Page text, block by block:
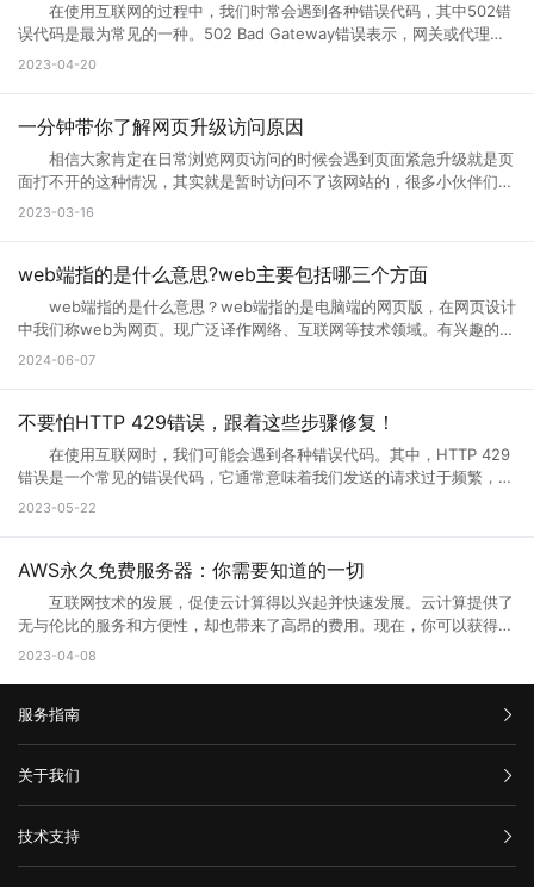
者们会通过升级访问提升网页的流畅度，让大家后续访问过程中更加顺
畅。这样上网就不会太卡了。 页面访问界面升级通知怎么设置出现页
面访问升级通知中，可以首先打开这个永久访问页面，然后点击升级按
钮，点击升级以后，网络就会自动的升级的，如果手机不会自动升级的
次，通过以上方式就可以打开需要访问的页面。 页面访问升级出
错? 有几个情况会导致这个现象出现： 1.你的网速过慢，网页代
码没有完全下载就运行了，导致不完整，当然就错误了。请刷新。 2.
器。 4.你的IE浏览器缓存出错，请右键点击桌面IE浏览器，选择属
性，在常规页面里，点击删除文件这个按钮，选择全部删除，并且点击删
分代码没有完全下载就提示浏览器完毕，导致错误。 你可以多刷新，或
者换一个网速比较好的时候访问(前提是这个网站是个大网站，不会出现
问题2) 6.qq空间目前在升级5.0版本，会出现一点小问题..请不用担
网站问题，也有可能只是网站正在升级，升级也是为了更好的保证用户访
问以及使用体验。当然也是为了安全性能，服务器软件功能会随着版本的
更新而提升。当现有的网站功能不能满足访问需求的时候也会及时升级提
在使用互联网的过程中，我们时常会遇到各种错误代码，其中502错
误代码是最为常见的一种。502 Bad Gateway错误表示，网关或代理服
务无法将请求发送到上游服务器。那么，错误代码502是什么意思?错误
到的响应无效或不完整。通常，这种情况发生在文件太大或处理速度太慢
被发送到它的代理服务器。如果代理服务器在尝试访问网站时无法从上游
服务器获取完整的响应，则会生成502错误代码。 502错误代码通常
是由代理服务器、网关或负载均衡器等设备导致的，而不是由您的计算机
或网络连接引起的。这意味着您只能为自己的网络连接做些有限的调整，
游服务器返回的响应无效或不完整 当请求通过代理服务器到达上游服
务器时，服务器有时会出现响应故障。这可能是因为服务器正在忙于处理
请求，或者因为出现其他问题造成了响应不完整。如果代理服务器无法从
未正确配置，则会导致出现502错误。如果代理服务器或网关未得到正确
配置，将无法正常地从上游服务器获取响应。 3、网络连接问题
果您的互联网连接出现问题或受到网络中断的干扰，则可能导致您的请求
无法成功连接到代理服务器或网关，这会导致错误代码502的出现。
三、如何解决错误代码502 1、刷新页面 首先尝试刷新网页。因
您的网络连接是否正常。您可以尝试与其他网站进行通信，以确定问题是
否出现在本地网络连接中。如果您的其他网站可以工作，但一个特定的网
站不起作用，那么很可能是这个网站出现了502错误。 3、清除浏览
使用其他网络连接 尝试切换到其他网络连接，例如在使用Wi-Fi时尝
试使用移动数据。通过使用其他网络连接，您可以确定是否存在网络连接
需要联系网站管理员寻求帮助。他们可以告诉您更多关于错误代码502的
信息，并提供解决方法。 在互联网时代，我们经常会遇到502错误代
码。这意味着请求未能正确连接到上游服务器，通常是由代理服务器、网
关或网络连接问题引起的。为了解决这个问题，我们可以尝试刷新网页、
检查网络连接、清除浏览器缓存、暂时使用其他网络连接或联系网站管理
2023-04-20
一分钟带你了解网页升级访问原因
相信大家肯定在日常浏览网页访问的时候会遇到页面紧急升级就是页
面打不开的这种情况，其实就是暂时访问不了该网站的，很多小伙伴们搞
不清楚网页升级访问是什么意思，也不知道网页升级访问原因?其实这种
小编一起来详细了解下吧! 网页升级访问是什么意思? 所谓的网页
问等操作，一般来说互联网的网页使用过程中会出现各种问题的，网页建
设者们会通过升级访问提升网页的流畅度，让大家后续访问过程中更加顺
畅。 网页升级访问升级原因 1、 每个网站的站长都是希望把自己
的网站做大做强的，当网站的流量高了以后网站的后台服务器可能无法接
问网站。 2、 网站营运一段时间后，由于网络技术的发展以及网络服
务器环境的改变，原网页可能出现兼容性、功能与用户体验上的缺陷，为
了更长远的发展就需要升级访问页面了。 3、 现在的网络发展很快，
对于网站优化：网站进行META标记优化,W3C标准优化,搜索引擎优化等
合理优化操作，使网站在页面的布局、结构与内容方面都对用户与搜索引
站的安全与维护：页面安全方面的升级能有效的防止黑客入侵，造成网站
破坏，数据损坏，商业机密泄露，客户资料丢失等损失;页面升级对于内
容更新调整，网页X信息清理，网络速度提升等网站维护操作;定期检查企
数据被误删或遭病毒感染、黑客破坏后，通过技术手段尽力抢救，争取恢
复。 以上就是关于页面升级访问的原因以及解决方法全部内容，其实
很多网站都是需要升级优化的，为了的就是可以满足各种用户的需求，也
务器无法接纳新用户访问的时候，更需要及时进行页面访问升级，希望本
2023-03-16
web端指的是什么意思?web主要包括哪三个方面
web端指的是什么意思？web端指的是电脑端的网页版，在网页设计
中我们称web为网页。现广泛译作网络、互联网等技术领域。有兴趣的小
伙伴赶紧跟着小编一起学习下。 web端指的是什么意思？ “Web
各种类型的应用程序或服务，包括网页应用、在线商店、社交媒体平台、
Google Chrome、Mozilla Firefox、Microsoft Edge等）在用户的计算
机或移动设备上运行。Web端的优势之一是它的跨平台性，因为用户只需
要一个支持Web浏览器的设备即可访问和使用。 这意味着无论是在桌
面电脑、笔记本电脑、平板电脑还是智能手机上，只需打开浏览器并输入
本地应用程序，Web端的应用程序不需要在用户设备上安装，而是通过互
联网直接提供服务。这使得Web端应用程序的更新和维护更加方便，用户
可以享受到实时的功能更新和改进。 web主要包括哪三个方面？
构：指的是网页的骨架，即HTML代码，它定义了网页的基本结构和内
即CSS（级联样式表）的使用。CSS用于控制网页的布局、颜色、字体等
视觉效果，使网页看起来更加美观和吸引人。 行为：指的是网页与用
户交互的方式，即JavaScript的使用。JavaScript是一种脚本语言，它允
许网页对用户的操作做出响应，如点击按钮、滚动页面等，从而提供更加
丰富的交互体验。 这三个方面相互依赖，共同决定了Web的外观、功
2024-06-07
不要怕HTTP 429错误，跟着这些步骤修复！
在使用互联网时，我们可能会遇到各种错误代码。其中，HTTP 429
错误是一个常见的错误代码，它通常意味着我们发送的请求过于频繁，服
务器无法响应。那么你知道什么是HTTP 429错误?HTTP 429错误如何修
户端发送的请求次数过于频繁。这种错误通常发生在需要进行频繁请求的
返回一个状态码，用于表示请求的结果。HTTP 429错误对应的状态码是
429。当客户端发送的请求超过服务器限制时，服务器就会返回这个状态
码。 二、为什么会出现HTTP 429错误? HTTP 429错误通常是由
以下原因造成的： 1. 请求过于频繁：当客户端发送的请求过于频繁
时，服务器无法处理这么多请求，就会返回HTTP 429错误。 2. 服务
器限制：有些服务器为了防止恶意攻击，会设置一些限制，例如每秒钟只
允许发送一定数量的请求。如果客户端发送的请求超过了这个限制，服务
器就会返回HTTP 429错误。 3. 网络不稳定：如果网络不稳定，客户
取以下一些方法来修复： 1. 增加请求间隔时间：当客户端发送的请求
过于频繁时，可以增加请求间隔时间，减少请求的数量。 2. 减少请
2023-05-22
AWS永久免费服务器：你需要知道的一切
互联网技术的发展，促使云计算得以兴起并快速发展。云计算提供了
无与伦比的服务和方便性，却也带来了高昂的费用。现在，你可以获得一
些AWS永久免费服务器，使你能够在开发和测试新的应用程序时节省不少
Web Services)是亚马逊提供的一种基于云平台的服务。AWS永久免费计
计算服务。免费计划提供750个小时的EC2实例。 2. Amazon S3：
在AWS上创建和管理存储桶，对于不超过5GB的数据存储和处理是免费
的。 3. AWS Lambda：以事件驱动的方式在云中运行代码，免费计
2023-04-08
服务指南
汇款信息
购买流程
服务条款
关于我们
公司介绍
举报中心
技术支持